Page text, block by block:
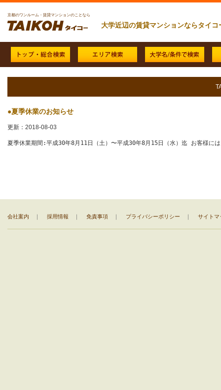
京都のワンルーム・賃貸マンションのことなら
大学近辺の賃貸マンションならタイコ
●夏季休業のお知らせ
更新：2018-08-03
夏季休業期間:平成30年8月11日（土）〜平成30年8月15日（水）迄 お客様に
会社案内 ｜ 採用情報 ｜ 免責事項 ｜ プライバシーポリシー ｜ サイトマ